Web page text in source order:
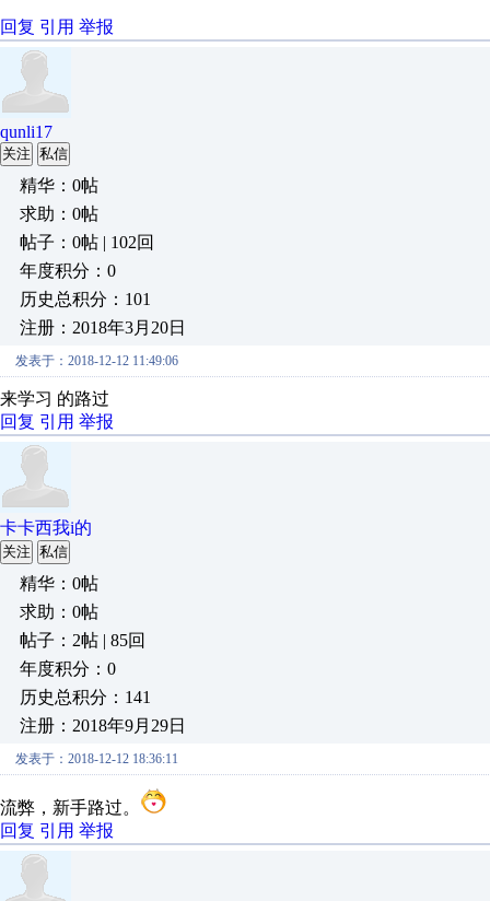
回复 引用 举报
qunli17
关注 私信
精华：0帖
求助：0帖
帖子：0帖 | 102回
年度积分：0
历史总积分：101
注册：2018年3月20日
发表于：2018-12-12 11:49:06
来学习 的路过
回复 引用 举报
卡卡西我i的
关注 私信
精华：0帖
求助：0帖
帖子：2帖 | 85回
年度积分：0
历史总积分：141
注册：2018年9月29日
发表于：2018-12-12 18:36:11
流弊，新手路过。
回复 引用 举报